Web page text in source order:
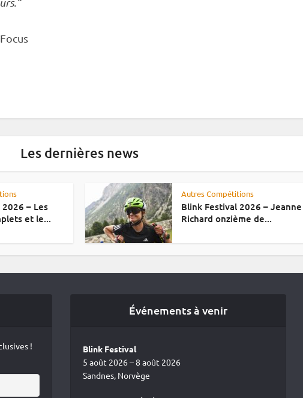
Les dernières news
– Les
et le...
Autres Compétitions
Blink Festival 2026 – Jeanne
Richard onzième de...
!
Événements à venir
Blink Festival
5 août 2026 – 8 août 2026
Sandnes, Norvège